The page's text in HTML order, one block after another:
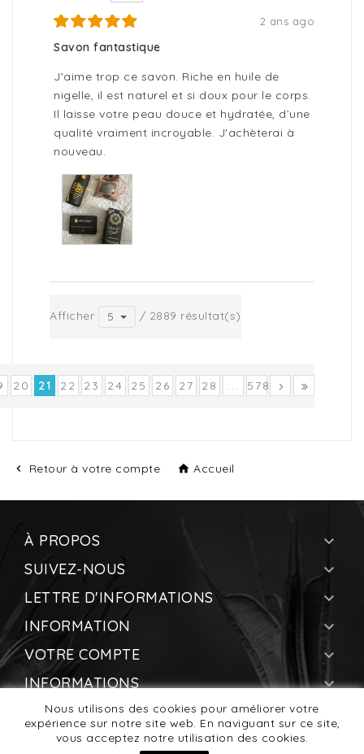
2 ans ago
Savon fantastique
J'aime trop ce savon. Riche en huile de
nigelle, il est naturel et si doux pour le corps.
Il laisse votre peau douce et hydratée, d’une
qualité vraiment incroyable. J'achèterai à
nouveau.
Afficher 5 / 2889 résultat(s)
20 21 22 23 24 25 26 27 28 ... 578
 Retour à votre compte  Accueil
À PROPOS 
SUIVEZ-NOUS 
LETTRE D'INFORMATIONS 
INFORMATION 
VOTRE COMPTE 
INFORMATIONS 
Nous utilisons des cookies pour améliorer votre
expérience sur notre site web. En naviguant sur ce site,
vous acceptez notre utilisation des cookies.